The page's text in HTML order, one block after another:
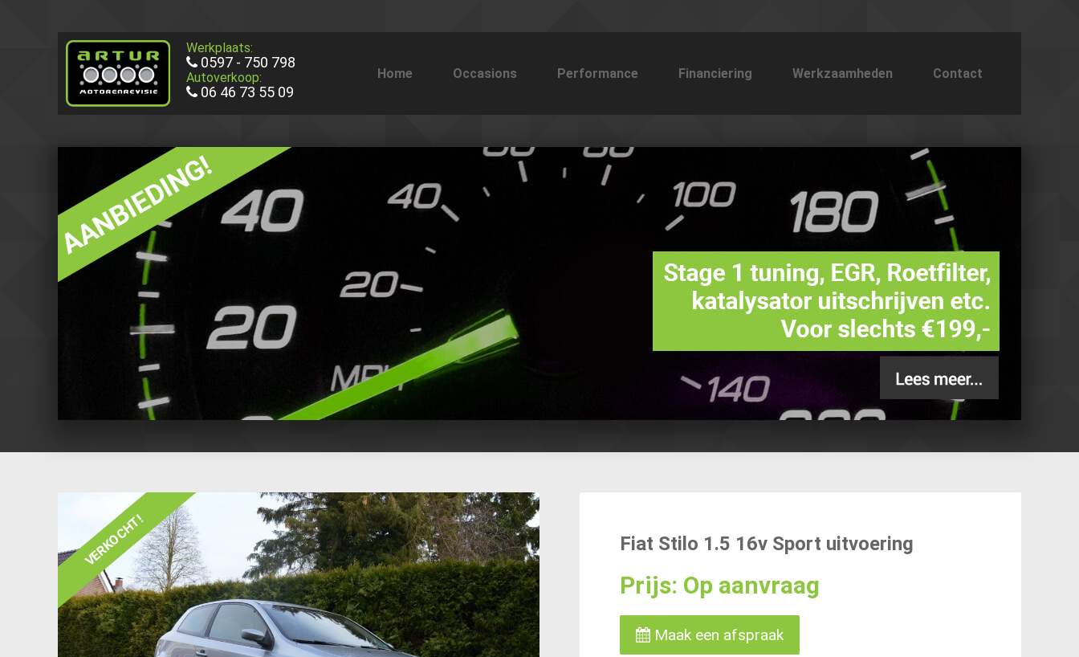
Werkplaats:
0597 - 750 798
Autoverkoop:
06 46 73 55 09
Home Occasions Performance Financiering Werkzaamheden Contact
VERKOCHT! Fiat Stilo 1.5 16v Sport uitvoering
Prijs: Op aanvraag
Maak een afspraak